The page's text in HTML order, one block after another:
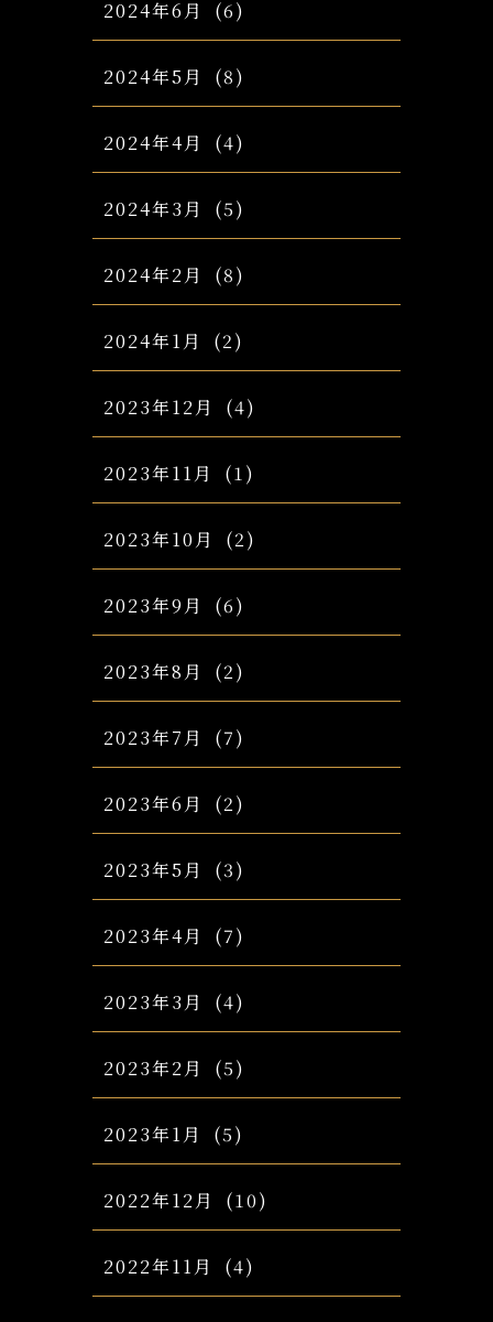
2024年6月 (6)
2024年5月 (8)
2024年4月 (4)
2024年3月 (5)
2024年2月 (8)
2024年1月 (2)
2023年12月 (4)
2023年11月 (1)
2023年10月 (2)
2023年9月 (6)
2023年8月 (2)
2023年7月 (7)
2023年6月 (2)
2023年5月 (3)
2023年4月 (7)
2023年3月 (4)
2023年2月 (5)
2023年1月 (5)
2022年12月 (10)
2022年11月 (4)